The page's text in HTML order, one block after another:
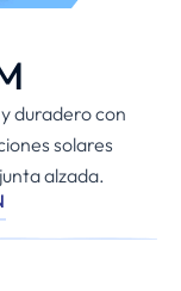
duradero con
solares
alzada.